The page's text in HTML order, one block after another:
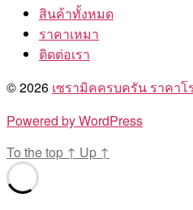
สินค้าทั้งหมด
ราคาเหมา
ติดต่อเรา
© 2026 เซรามิคครบครัน ราคาโ
Powered by WordPress
To the top ↑ Up ↑